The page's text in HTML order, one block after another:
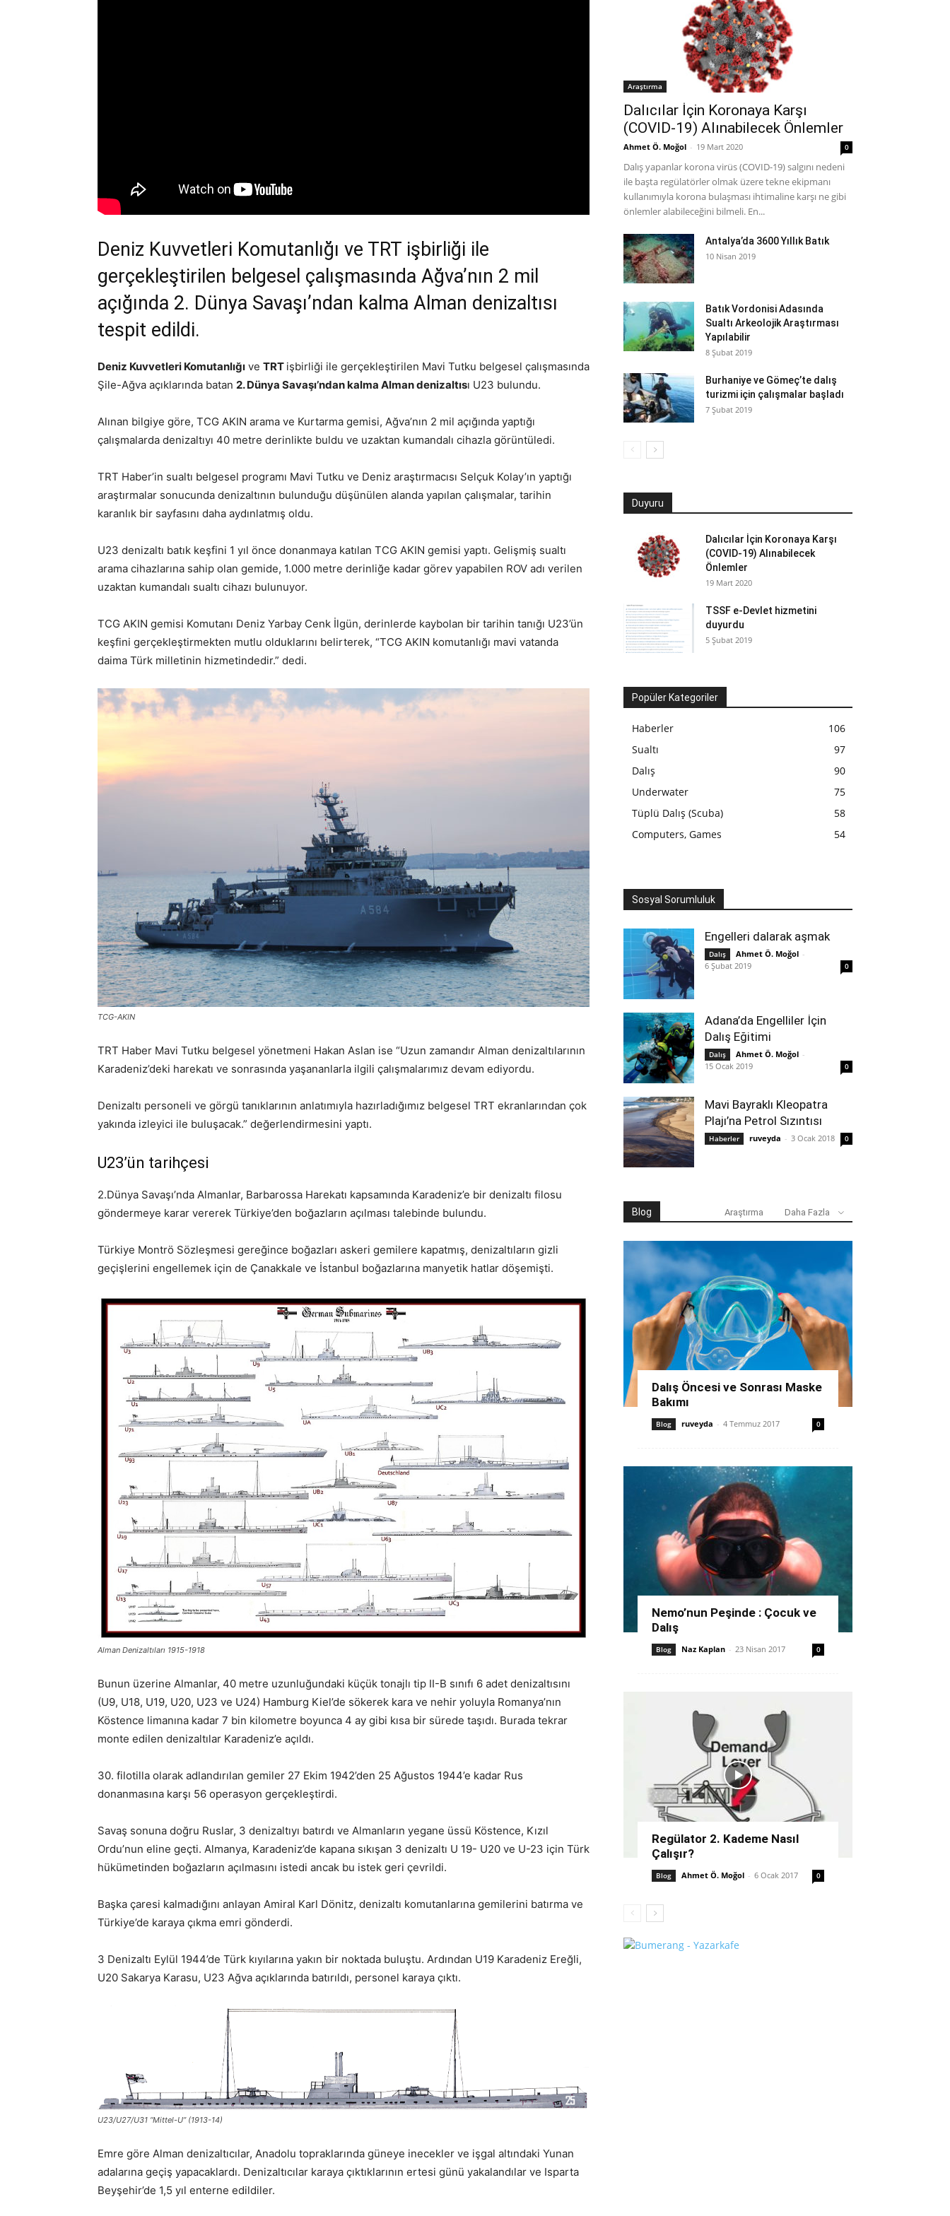
Deniz Kuvvetleri Komutanlığı ve TRT işbirliği ile
gerçekleştirilen belgesel çalışmasında Ağva’nın 2 mil
açığında 2. Dünya Savaşı’ndan kalma Alman denizaltısı
tespit edildi.
Deniz Kuvvetleri Komutanlığı ve TRT işbirliği ile gerçekleştirilen Mavi Tutku belgesel çalışmasında
Şile-Ağva açıklarında batan 2. Dünya Savaşı’ndan kalma Alman denizaltısı U23 bulundu.
Alınan bilgiye göre, TCG AKIN arama ve Kurtarma gemisi, Ağva’nın 2 mil açığında yaptığı
çalışmalarda denizaltıyı 40 metre derinlikte buldu ve uzaktan kumandalı cihazla görüntüledi.
TRT Haber’in sualtı belgesel programı Mavi Tutku ve Deniz araştırmacısı Selçuk Kolay’ın yaptığı
araştırmalar sonucunda denizaltının bulunduğu düşünülen alanda yapılan çalışmalar, tarihin
karanlık bir sayfasını daha aydınlatmış oldu.
U23 denizaltı batık keşfini 1 yıl önce donanmaya katılan TCG AKIN gemisi yaptı. Gelişmiş sualtı
arama cihazlarına sahip olan gemide, 1.000 metre derinliğe kadar görev yapabilen ROV adı verilen
uzaktan kumandalı sualtı cihazı bulunuyor.
TCG AKIN gemisi Komutanı Deniz Yarbay Cenk İlgün, derinlerde kaybolan bir tarihin tanığı U23’ün
keşfini gerçekleştirmekten mutlu olduklarını belirterek, “TCG AKIN komutanlığı mavi vatanda
daima Türk milletinin hizmetindedir.” dedi.
TCG-AKIN
TRT Haber Mavi Tutku belgesel yönetmeni Hakan Aslan ise “Uzun zamandır Alman denizaltılarının
Karadeniz’deki harekatı ve sonrasında yaşananlarla ilgili çalışmalarımız devam ediyordu.
Denizaltı personeli ve görgü tanıklarının anlatımıyla hazırladığımız belgesel TRT ekranlarından çok
yakında izleyici ile buluşacak.” değerlendirmesini yaptı.
U23’ün tarihçesi
2.Dünya Savaşı’nda Almanlar, Barbarossa Harekatı kapsamında Karadeniz’e bir denizaltı filosu
göndermeye karar vererek Türkiye’den boğazların açılması talebinde bulundu.
Türkiye Montrö Sözleşmesi gereğince boğazları askeri gemilere kapatmış, denizaltıların gizli
geçişlerini engellemek için de Çanakkale ve İstanbul boğazlarına manyetik hatlar döşemişti.
Alman Denizaltıları 1915-1918
Bunun üzerine Almanlar, 40 metre uzunluğundaki küçük tonajlı tip II-B sınıfı 6 adet denizaltısını
(U9, U18, U19, U20, U23 ve U24) Hamburg Kiel’de sökerek kara ve nehir yoluyla Romanya’nın
Köstence limanına kadar 7 bin kilometre boyunca 4 ay gibi kısa bir sürede taşıdı. Burada tekrar
monte edilen denizaltılar Karadeniz’e açıldı.
30. filotilla olarak adlandırılan gemiler 27 Ekim 1942’den 25 Ağustos 1944’e kadar Rus
donanmasına karşı 56 operasyon gerçekleştirdi.
Savaş sonuna doğru Ruslar, 3 denizaltıyı batırdı ve Almanların yegane üssü Köstence, Kızıl
Ordu’nun eline geçti. Almanya, Karadeniz’de kapana sıkışan 3 denizaltı U 19- U20 ve U-23 için Türk
hükümetinden boğazların açılmasını istedi ancak bu istek geri çevrildi.
Başka çaresi kalmadığını anlayan Amiral Karl Dönitz, denizaltı komutanlarına gemilerini batırma ve
Türkiye’de karaya çıkma emri gönderdi.
3 Denizaltı Eylül 1944’de Türk kıyılarına yakın bir noktada buluştu. Ardından U19 Karadeniz Ereğli,
U20 Sakarya Karasu, U23 Ağva açıklarında batırıldı, personel karaya çıktı.
U23/U27/U31 “Mittel-U” (1913-14)
Emre göre Alman denizaltıcılar, Anadolu topraklarında güneye inecekler ve işgal altındaki Yunan
adalarına geçiş yapacaklardı. Denizaltıcılar karaya çıktıklarının ertesi günü yakalandılar ve Isparta
Beyşehir’de 1,5 yıl enterne edildiler.
Araştırma
Dalıcılar İçin Koronaya Karşı
(COVID-19) Alınabilecek Önlemler
Ahmet Ö. Moğol - 19 Mart 2020 0
Dalış yapanlar korona virüs (COVID-19) salgını nedeni
ile başta regülatörler olmak üzere tekne ekipmanı
kullanımıyla korona bulaşması ihtimaline karşı ne gibi
önlemler alabileceğini bilmeli. En...
Antalya’da 3600 Yıllık Batık
10 Nisan 2019
Batık Vordonisi Adasında
Sualtı Arkeolojik Araştırması
Yapılabilir
8 Şubat 2019
Burhaniye ve Gömeç’te dalış
turizmi için çalışmalar başladı
7 Şubat 2019
Duyuru
Dalıcılar İçin Koronaya Karşı
(COVID-19) Alınabilecek
Önlemler
19 Mart 2020
TSSF e-Devlet hizmetini
duyurdu
5 Şubat 2019
Popüler Kategoriler
Haberler
106
Sualtı
97
Dalış
90
Underwater
75
Tüplü Dalış (Scuba)
58
Computers, Games
54
Sosyal Sorumluluk
Engelleri dalarak aşmak
Dalış Ahmet Ö. Moğol -
6 Şubat 2019
0
Adana’da Engelliler İçin
Dalış Eğitimi
Dalış Ahmet Ö. Moğol -
15 Ocak 2019
0
Mavi Bayraklı Kleopatra
Plajı’na Petrol Sızıntısı
Haberler ruveyda - 3 Ocak 2018 0
Blog Araştırma Daha Fazla
Dalış Öncesi ve Sonrası Maske
Bakımı
Blog ruveyda - 4 Temmuz 2017 0
Nemo’nun Peşinde : Çocuk ve
Dalış
Blog Naz Kaplan - 23 Nisan 2017 0
Regülator 2. Kademe Nasıl
Çalışır?
Blog Ahmet Ö. Moğol - 6 Ocak 2017 0